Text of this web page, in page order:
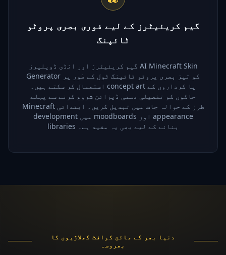
گیم کریئیٹرز کے لیے فوری بصری پروٹو
ٹائپنگ
گیم کریئیٹرز اور انڈی ڈویلپرز AI Minecraft Skin
Generator کو تیز بصری پروٹو ٹائپنگ ٹول کے طور پر
استعمال کر سکتے ہیں۔ concept art یا کرداروں کے
خاکوں کو تفصیلی دستی ڈیزائن شروع کرنے سے پہلے
Minecraft طرز کے حوالہ جات میں تبدیل کریں۔ ابتدائی
development میں moodboards اور appearance
libraries بنانے کے لیے بھی یہ مفید ہے۔
دنیا بھر کے مائن کرافٹ کھلاڑیوں کا
بھروسہ